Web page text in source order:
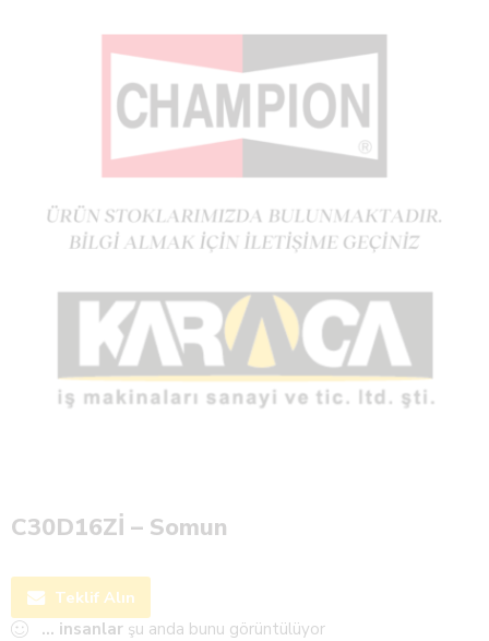
C30D16Zİ – Somun
Teklif Alın
... insanlar şu anda bunu görüntülüyor